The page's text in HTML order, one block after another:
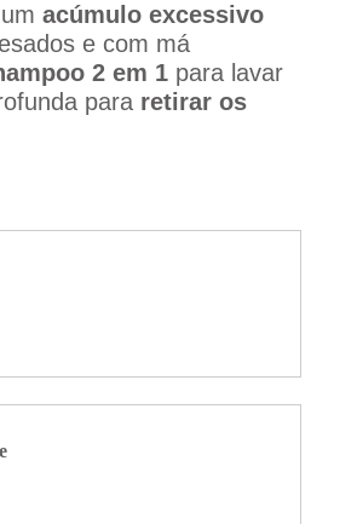
acúmulo excessivo
e com má
2 em 1 para lavar
para retirar os